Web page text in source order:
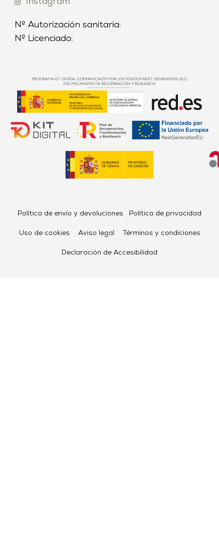
Nº Autorización sanitaria:
Nº Licenciado:
Política de envío y devoluciones Política de privacidad
Uso de cookies Aviso legal Términos y condiciones
Declaración de Accesibilidad